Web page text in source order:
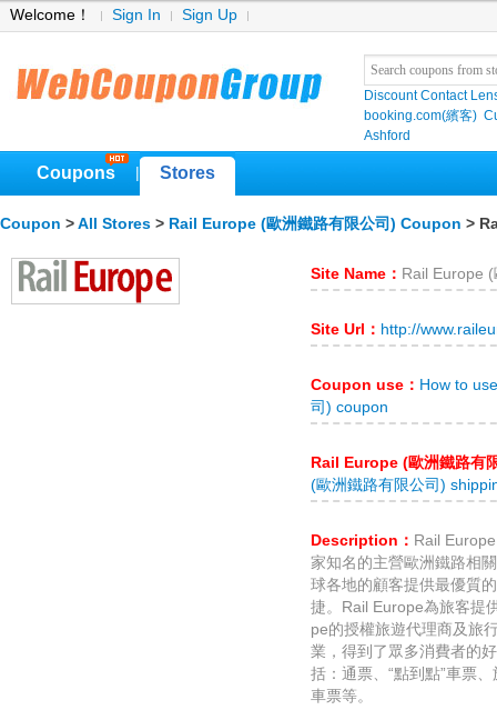
Welcome！ Sign In Sign Up
Discount Contact
booking.com(繽客)
Ashford
Coupons Stores
Coupon > All Stores > Rail Europe (歐洲鐵路有限公司) Coupon >
Site Name： Rail Europe
Site Url： http://
Coupon use： How to
司) coupon
Rail Europe (歐洲鐵路有
(歐洲鐵路有限公司)
Description： Rail
家知名的主營歐洲鐵路相
球各地的顧客提供最優質
捷。Rail Europe為旅客提
pe的授權旅遊代理商及旅
業，得到了眾多消費者的
括：通票、“點到點”車票
車票等。